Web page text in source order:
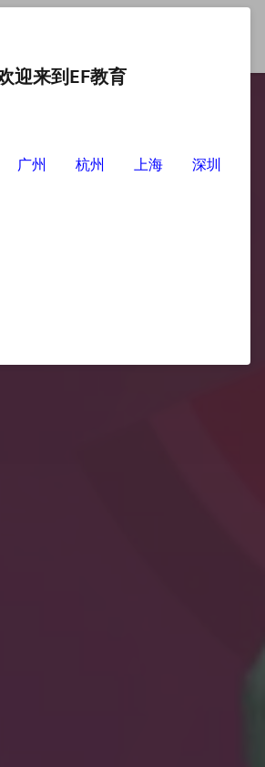
迎来到EF教育
广州 杭州 上海
深圳